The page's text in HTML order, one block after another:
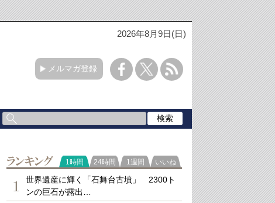
2026年8月9日(日)
メルマガ登録
ランキング
1時間 24時間 1週間 いいね
1
世界遺産に輝く「石舞台古墳」 2300ト
ンの巨石が露出…